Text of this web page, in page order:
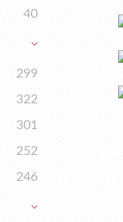
40
299
322
301
252
246